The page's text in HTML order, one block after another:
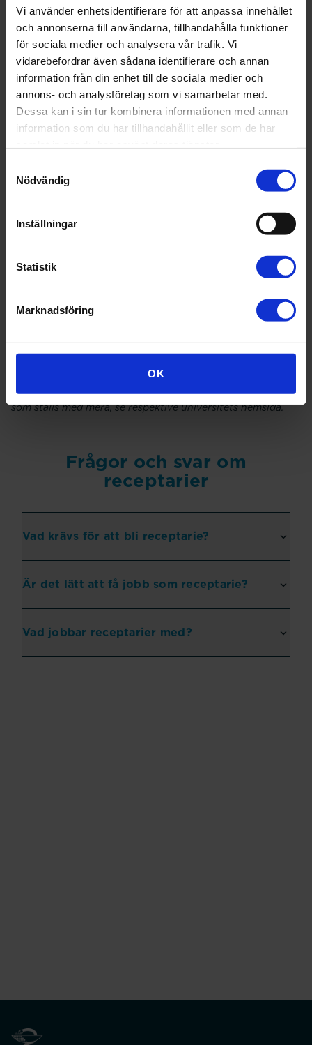
Vi använder enhetsidentifierare för att anpassa innehållet
och annonserna till användarna, tillhandahålla funktioner
för sociala medier och analysera vår trafik. Vi
vidarebefordrar även sådana identifierare och annan
information från din enhet till de sociala medier och
annons- och analysföretag som vi samarbetar med.
Dessa kan i sin tur kombinera informationen med annan
information som du har tillhandahållit eller som de har
Nödvändig
Inställningar
Statistik
Marknadsföring
OK
Vad jobbar apotekare med?
Receptarie
Receptarieprogrammet fokuserar på rådgivning kring
apotekarprogrammet om än i en mindre omfattning.
Receptarier kan även arbeta inom läkemedelsindustrin och
på myndigheter. Utbildningen är gångbar även i Finland
Receptarieprogrammet omfattar 180 högskolepoäng,
veckors praktik på apotek. Utbildningsplatser är Uppsala
universitet (distans) och Linnéuniversitetet i Kalmar
(distans).
receptarier med 3 års utbildning kan läsa vidare till
För frågor om vilka betyg som krävs, vilka behörighetskrav
som ställs med mera, se respektive universitets hemsida.
Frågor och svar om
receptarier
Vad krävs för att bli receptarie?
Är det lätt att få jobb som receptarie?
Vad jobbar receptarier med?